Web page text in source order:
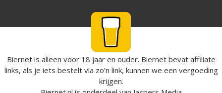
Biernet is alleen voor 18 jaar en ouder. Biernet bevat affiliate
links, als je iets bestelt via zo’n link, kunnen we een vergoeding
krijgen.